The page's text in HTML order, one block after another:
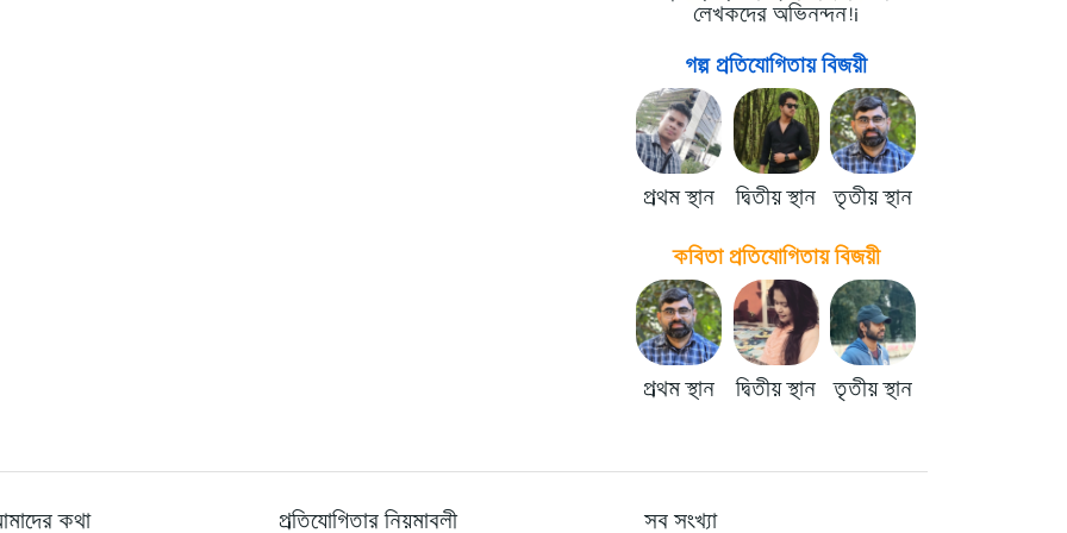
লেখকদের অভিনন্দন!i
গল্প প্রতিযোগিতায় বিজয়ী
প্রথম স্থান দ্বিতীয় স্থান তৃতীয় স্থান
কবিতা প্রতিযোগিতায় বিজয়ী
প্রথম স্থান দ্বিতীয় স্থান তৃতীয় স্থান
কথা প্রতিযোগিতার নিয়মাবলী সব সংখ্যা